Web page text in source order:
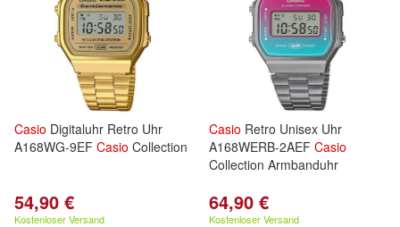
Casio Digitaluhr Retro Uhr
A168WG-9EF Casio Collection
54,90 €
Kostenloser Versand
Casio Retro Unisex Uhr
A168WERB-2AEF Casio
Collection Armbanduhr
64,90 €
Kostenloser Versand